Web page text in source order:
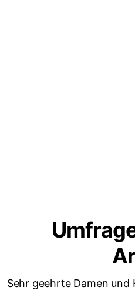
Sehr geehrte Damen und